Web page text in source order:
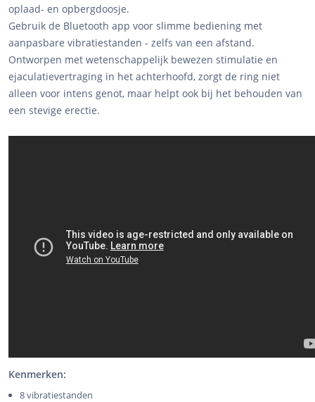
oplaad- en opbergdoosje.
Gebruik de Bluetooth app voor slimme bediening met
aanpasbare vibratiestanden - zelfs van een afstand.
Ontworpen met wetenschappelijk bewezen stimulatie en
ejaculatievertraging in het achterhoofd, zorgt de ring niet
alleen voor intens genot, maar helpt ook bij het behouden van
een stevige erectie.
Kenmerken:
8 vibratiestanden